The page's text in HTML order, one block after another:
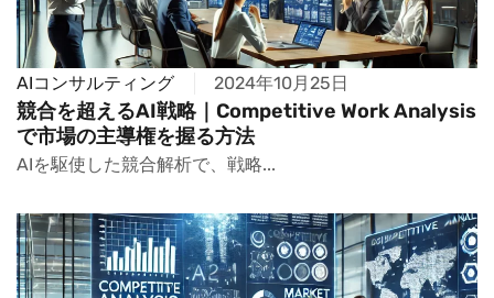
AIコンサルティング 2024年10月25日
競合を超えるAI戦略｜Competitive Work Analysis
で市場の主導権を握る方法
AIを駆使した競合解析で、戦略...